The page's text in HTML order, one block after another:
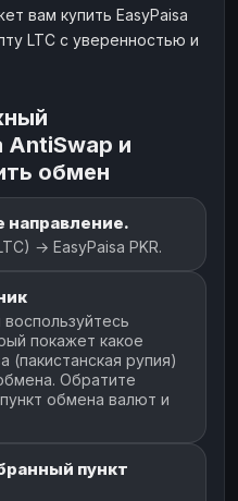
вам купить EasyPaisa
LTC с уверенностью и
AntiSwap и
обмен
→ EasyPaisa PKR.
покажет какое
(пакистанская рупия)
Обратите
обмена валют и
пункт